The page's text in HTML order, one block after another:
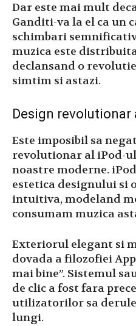
Dar este mai mult
Ganditi-va la el ca un
schimbari
muzica este
declansand o
simtim si astazi.
Design revolutionar
Este imposibil sa
revolutionar al iPod-
noastre moderne.
estetica designului si
intuitiva, modeland
consumam muzica
Exteriorul elegant si
dovada a filozofiei
mai bine”. Sistemul
de clic a fost fara
utilizatorilor sa
lungi.